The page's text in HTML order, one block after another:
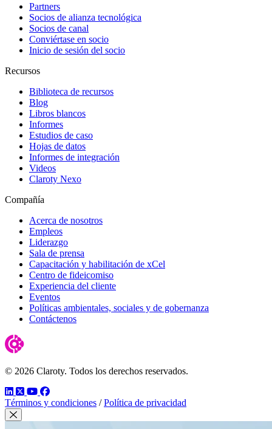
Partners
Socios de alianza tecnológica
Socios de canal
Conviértase en socio
Inicio de sesión del socio
Recursos
Biblioteca de recursos
Blog
Libros blancos
Informes
Estudios de caso
Hojas de datos
Informes de integración
Videos
Claroty Nexo
Compañía
Acerca de nosotros
Empleos
Liderazgo
Sala de prensa
Capacitación y habilitación de xCel
Centro de fideicomiso
Experiencia del cliente
Eventos
Políticas ambientales, sociales y de gobernanza
Contáctenos
© 2026 Claroty. Todos los derechos reservados.
LinkedIn
TwitterYouTube
Facebook
Términos y condiciones / Política de privacidad
Cerrar modal